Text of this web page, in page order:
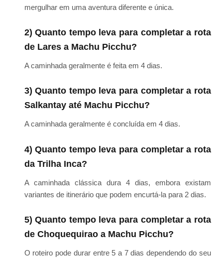
mergulhar em uma aventura diferente e única.
2) Quanto tempo leva para completar a rota
de Lares a Machu Picchu?
A caminhada geralmente é feita em 4 dias.
3) Quanto tempo leva para completar a rota
Salkantay até Machu Picchu?
A caminhada geralmente é concluída em 4 dias.
4) Quanto tempo leva para completar a rota
da Trilha Inca?
A caminhada clássica dura 4 dias, embora existam
variantes de itinerário que podem encurtá-la para 2 dias.
5) Quanto tempo leva para completar a rota
de Choquequirao a Machu Picchu?
O roteiro pode durar entre 5 a 7 dias dependendo do seu